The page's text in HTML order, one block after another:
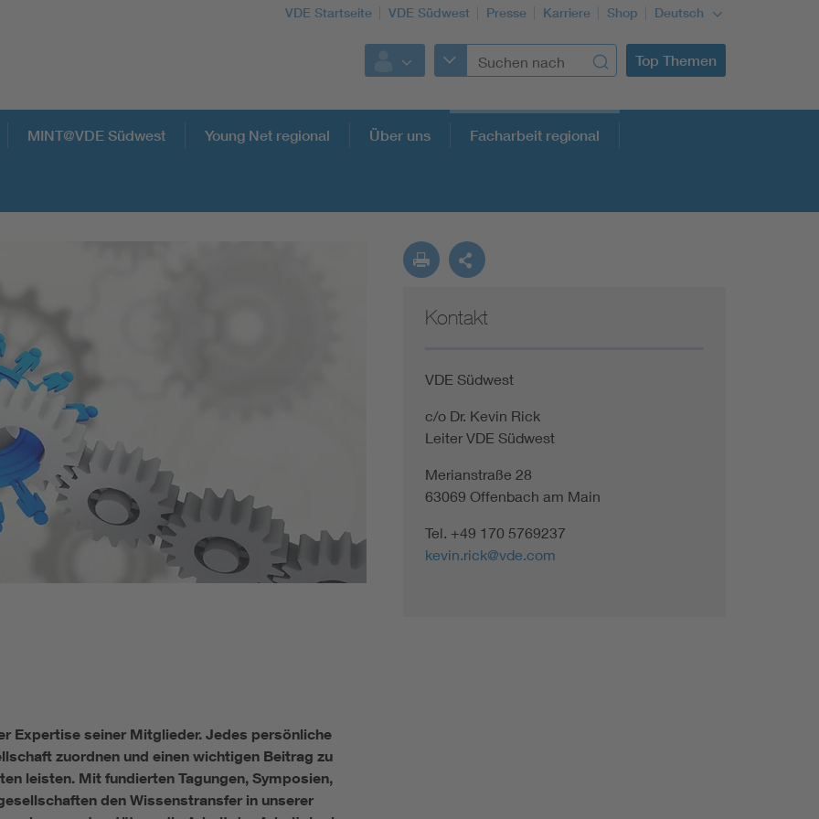
VDE Startseite VDE Südwest Presse Karriere Shop Deutsch
Top Themen
MINT@VDE Südwest Young Net regional Über uns Facharbeit regional
Expertise seiner Mitglieder. Jedes persönliche
zuordnen und einen wichtigen Beitrag zu
leisten. Mit fundierten Tagungen, Symposien,
den Wissenstransfer in unserer
Kontakt
VDE Südwest
c/o Dr. Kevin Rick
Leiter VDE Südwest
Merianstraße 28
63069 Offenbach am Main
Tel. +49 170 5769237
kevin.rick@vde.com